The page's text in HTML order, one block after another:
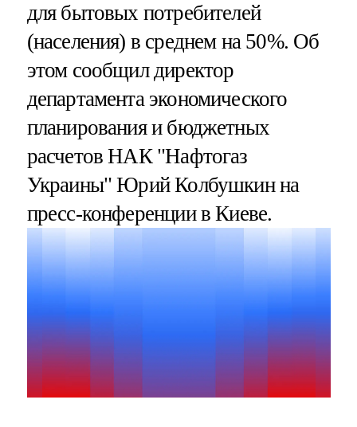
для бытовых потребителей
(населения) в среднем на 50%. Об
этом сообщил директор
департамента экономического
планирования и бюджетных
расчетов НАК "Нафтогаз
Украины" Юрий Колбушкин на
пресс-конференции в Киеве.